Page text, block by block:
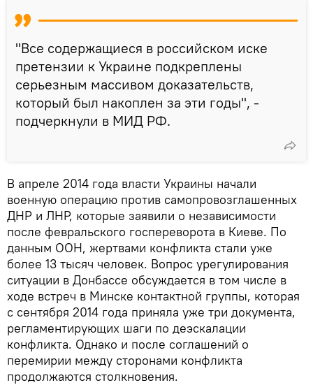
"Все содержащиеся в российском иске
претензии к Украине подкреплены
серьезным массивом доказательств,
который был накоплен за эти годы", -
подчеркнули в МИД РФ.
В апреле 2014 года власти Украины начали
военную операцию против самопровозглашенных
ДНР и ЛНР, которые заявили о независимости
после февральского госпереворота в Киеве. По
данным ООН, жертвами конфликта стали уже
более 13 тысяч человек. Вопрос урегулирования
ситуации в Донбассе обсуждается в том числе в
ходе встреч в Минске контактной группы, которая
с сентября 2014 года приняла уже три документа,
регламентирующих шаги по деэскалации
конфликта. Однако и после соглашений о
перемирии между сторонами конфликта
продолжаются столкновения.